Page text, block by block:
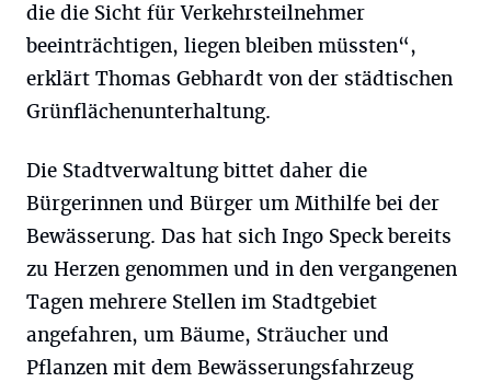
die die Sicht für Verkehrsteilnehmer
beeinträchtigen, liegen bleiben müssten“,
erklärt Thomas Gebhardt von der städtischen
Grünflächenunterhaltung.
Die Stadtverwaltung bittet daher die
Bürgerinnen und Bürger um Mithilfe bei der
Bewässerung. Das hat sich Ingo Speck bereits
zu Herzen genommen und in den vergangenen
Tagen mehrere Stellen im Stadtgebiet
angefahren, um Bäume, Sträucher und
Pflanzen mit dem Bewässerungsfahrzeug